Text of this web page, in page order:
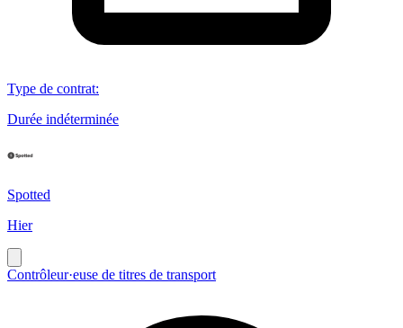
Type de contrat:
Durée indéterminée
Spotted
Hier
Contrôleur·euse de titres de transport